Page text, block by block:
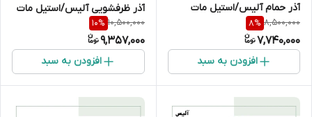
آذر حمام آلیس/استیل مات
8,500,000
8%
7,740,000
افزودن به سبد
آذر ظرفشویی آلیس/استیل مات
10,500,000
10%
9,357,000
افزودن به سبد